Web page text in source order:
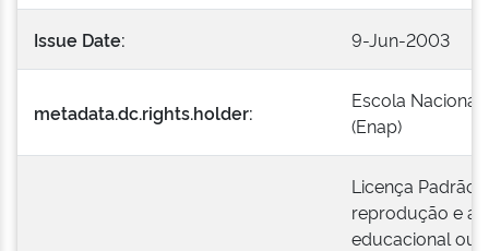
Issue Date: 9-Jun-2003
metadata.dc.rights.holder:
Escola
(Enap)
Licença Padrão
reprodução e a
educacional ou